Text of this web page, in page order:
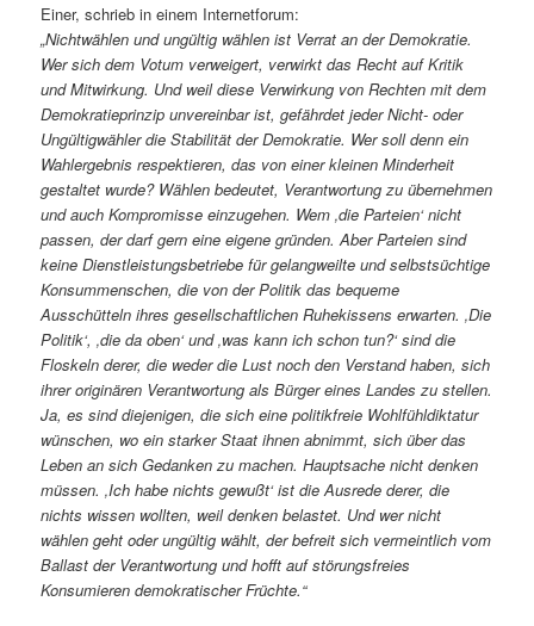
Einer, schrieb in einem Internetforum:
„Nichtwählen und ungültig wählen ist Verrat an der Demokratie.
Wer sich dem Votum verweigert, verwirkt das Recht auf Kritik
und Mitwirkung. Und weil diese Verwirkung von Rechten mit dem
Demokratieprinzip unvereinbar ist, gefährdet jeder Nicht- oder
Ungültigwähler die Stabilität der Demokratie. Wer soll denn ein
Wahlergebnis respektieren, das von einer kleinen Minderheit
gestaltet wurde? Wählen bedeutet, Verantwortung zu übernehmen
und auch Kompromisse einzugehen. Wem ‚die Parteien‘ nicht
passen, der darf gern eine eigene gründen. Aber Parteien sind
keine Dienstleistungsbetriebe für gelangweilte und selbstsüchtige
Konsummenschen, die von der Politik das bequeme
Ausschütteln ihres gesellschaftlichen Ruhekissens erwarten. ‚Die
Politik‘, ‚die da oben‘ und ‚was kann ich schon tun?‘ sind die
Floskeln derer, die weder die Lust noch den Verstand haben, sich
ihrer originären Verantwortung als Bürger eines Landes zu stellen.
Ja, es sind diejenigen, die sich eine politikfreie Wohlfühldiktatur
wünschen, wo ein starker Staat ihnen abnimmt, sich über das
Leben an sich Gedanken zu machen. Hauptsache nicht denken
müssen. ‚Ich habe nichts gewußt‘ ist die Ausrede derer, die
nichts wissen wollten, weil denken belastet. Und wer nicht
wählen geht oder ungültig wählt, der befreit sich vermeintlich vom
Ballast der Verantwortung und hofft auf störungsfreies
Konsumieren demokratischer Früchte.“